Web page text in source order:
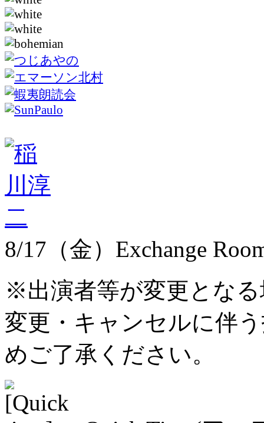
8/17（金）Exchange
※出演者等が変更とな
変更・キャンセルに伴
めご了承ください。